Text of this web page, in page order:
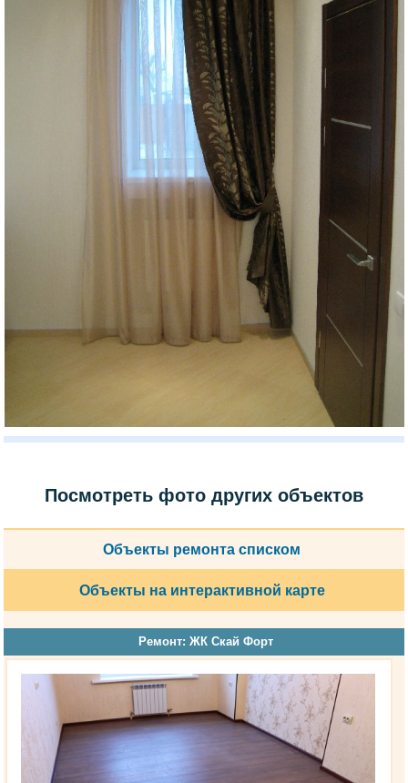
Посмотреть фото других объектов
Объекты ремонта списком
Объекты на интерактивной карте
Ремонт: ЖК Скай Форт